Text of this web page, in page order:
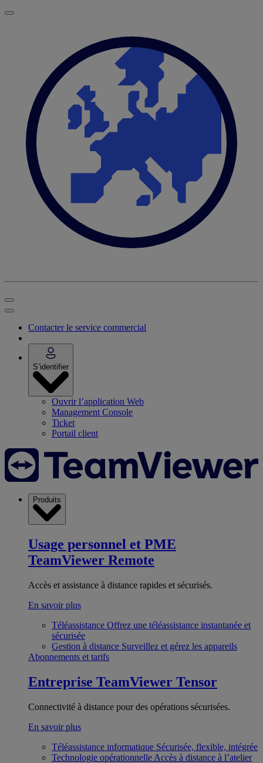
Contacter le service commercial
S’identifier
Ouvrir l’application Web
Management Console
Ticket
Portail client
Produits
Usage personnel et PME
TeamViewer Remote
Accès et assistance à distance rapides et sécurisés.
En savoir plus
Téléassistance Offrez une téléassistance instantanée et
sécurisée
Gestion à distance Surveillez et gérez les appareils
Abonnements et tarifs
Entreprise TeamViewer Tensor
Connectivité à distance pour des opérations sécurisées.
En savoir plus
Téléassistance informatique Sécurisée, flexible, intégrée
Technologie opérationnelle Accès à distance à l’atelier